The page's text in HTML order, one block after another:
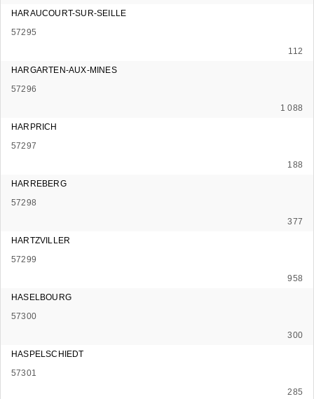
HARAUCOURT-SUR-SEILLE
57295
112
HARGARTEN-AUX-MINES
57296
1 088
HARPRICH
57297
188
HARREBERG
57298
377
HARTZVILLER
57299
958
HASELBOURG
57300
300
HASPELSCHIEDT
57301
285